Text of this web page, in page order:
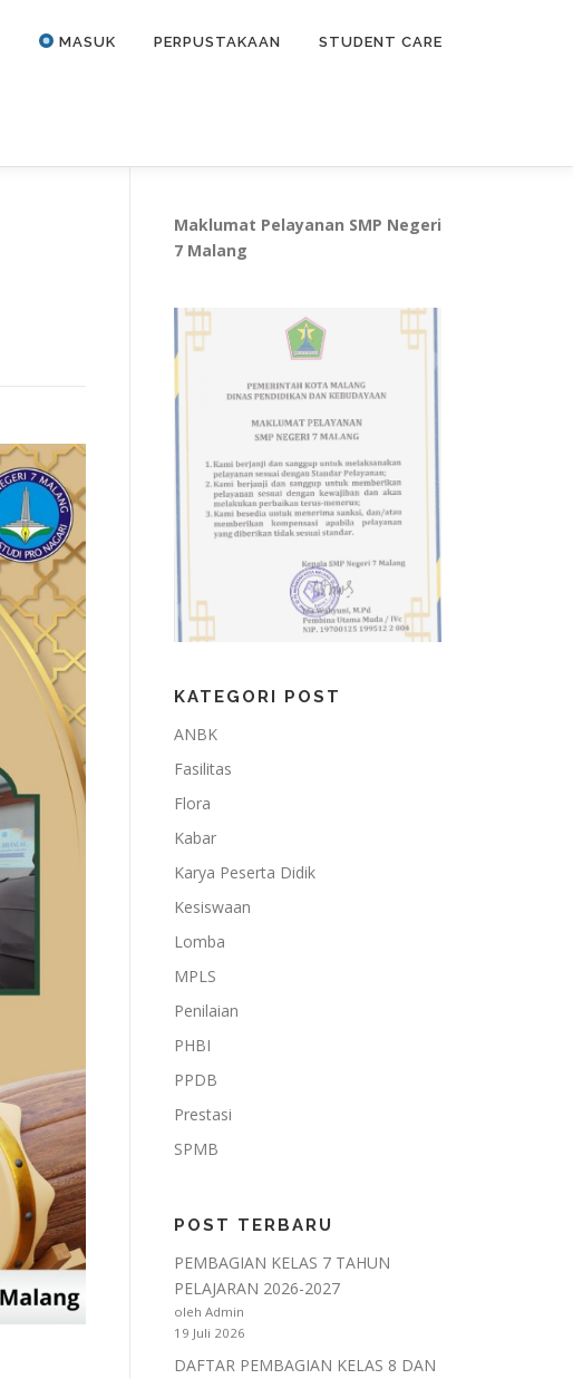
MASUK PERPUSTAKAAN STUDENT CARE
Maklumat Pelayanan SMP Negeri
7 Malang
KATEGORI POST
ANBK
Fasilitas
Flora
Kabar
Karya Peserta Didik
Kesiswaan
Lomba
MPLS
Penilaian
PHBI
PPDB
Prestasi
SPMB
POST TERBARU
PEMBAGIAN KELAS 7 TAHUN
PELAJARAN 2026-2027
oleh Admin
19 Juli 2026
DAFTAR PEMBAGIAN KELAS 8 DAN